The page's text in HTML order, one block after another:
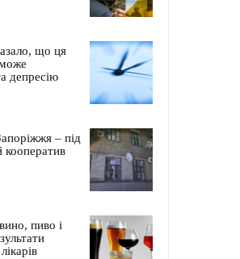
що ця
депресію
– під
кооператив
пиво і